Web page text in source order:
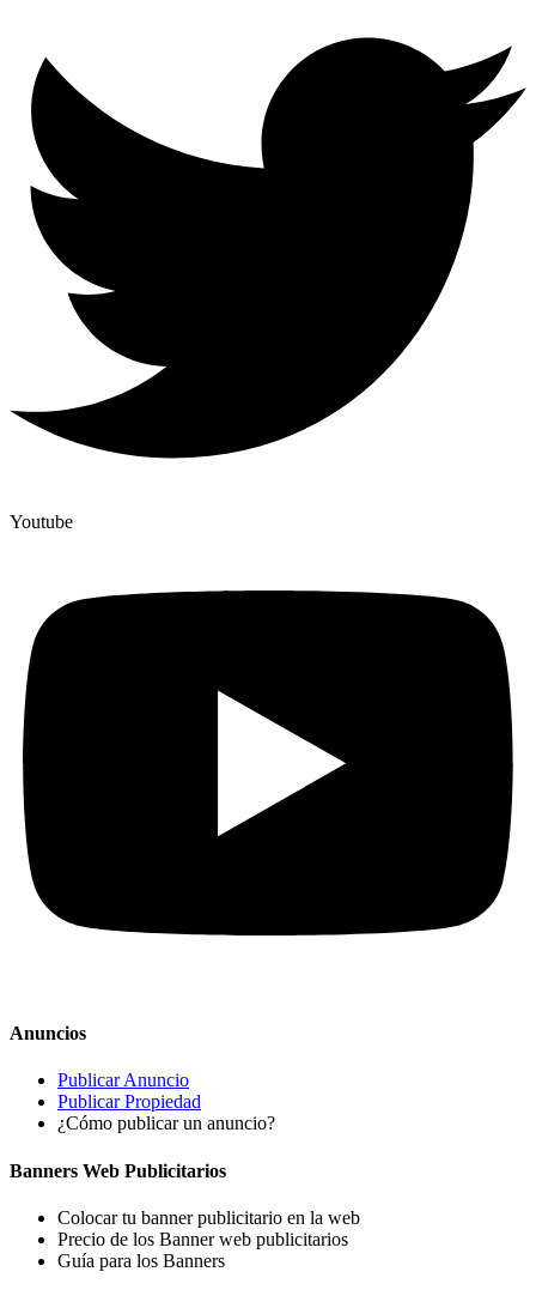
Youtube
Anuncios
Publicar Anuncio
Publicar Propiedad
¿Cómo publicar un anuncio?
Banners Web Publicitarios
Colocar tu banner publicitario en la web
Precio de los Banner web publicitarios
Guía para los Banners